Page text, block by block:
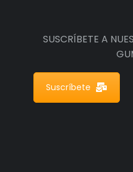
SUSCRÍBETE A
Suscríbete